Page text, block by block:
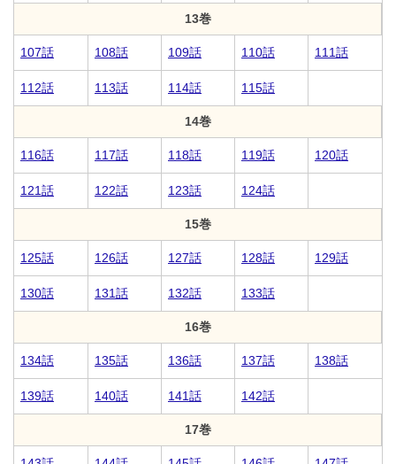
13巻
107話 108話 109話 110話 111話
112話 113話 114話 115話
14巻
116話 117話 118話 119話 120話
121話 122話 123話 124話
15巻
125話 126話 127話 128話 129話
130話 131話 132話 133話
16巻
134話 135話 136話 137話 138話
139話 140話 141話 142話
17巻